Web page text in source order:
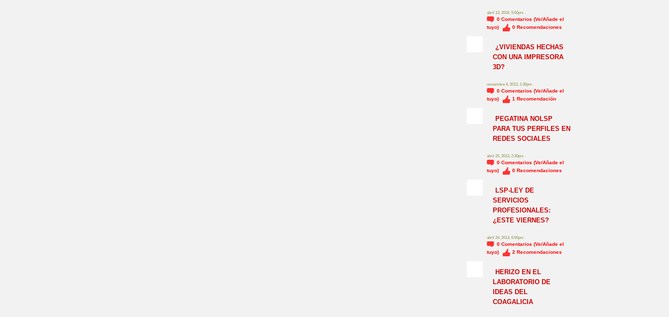
abril 13, 2016, 5:00pm .
0 Comentarios (Ve/Añade el
tuyo)
0 Recomendaciones
¿VIVIENDAS HECHAS
CON UNA IMPRESORA
3D?
noviembre 4, 2013, 1:30pm .
0 Comentarios (Ve/Añade el
tuyo)
1 Recomendación
PEGATINA NOLSP
PARA TUS PERFILES EN
REDES SOCIALES
abril 25, 2013, 2:30pm .
0 Comentarios (Ve/Añade el
tuyo)
0 Recomendaciones
LSP-LEY DE
SERVICIOS
PROFESIONALES:
¿ESTE VIERNES?
abril 24, 2013, 6:00pm .
0 Comentarios (Ve/Añade el
tuyo)
2 Recomendaciones
HERIZO EN EL
LABORATORIO DE
IDEAS DEL
COAGALICIA